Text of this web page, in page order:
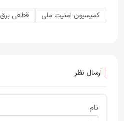
کمیسیون امنیت ملی قطعی برق
ارسال نظر
نام